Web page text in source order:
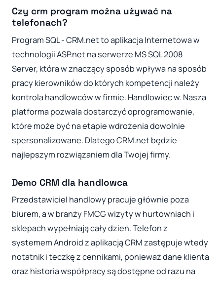
Czy crm program można używać na
telefonach?
Program SQL - CRM.net to aplikacja Internetowa w
technologii ASP.net na serwerze MS SQL 2008
Server, która w znaczący sposób wpływa na sposób
pracy kierowników do których kompetencji należy
kontrola handlowców w firmie. Handlowiec w. Nasza
platforma pozwala dostarczyć oprogramowanie,
które może być na etapie wdrożenia dowolnie
spersonalizowane. Dlatego CRM.net będzie
najlepszym rozwiązaniem dla Twojej firmy.
Demo CRM dla handlowca
Przedstawiciel handlowy pracuje głównie poza
biurem, a w branży FMCG wizyty w hurtowniach i
sklepach wypełniają cały dzień. Telefon z
systemem Android z aplikacją CRM zastępuje wtedy
notatnik i teczkę z cennikami, ponieważ dane klienta
oraz historia współpracy są dostępne od razu na